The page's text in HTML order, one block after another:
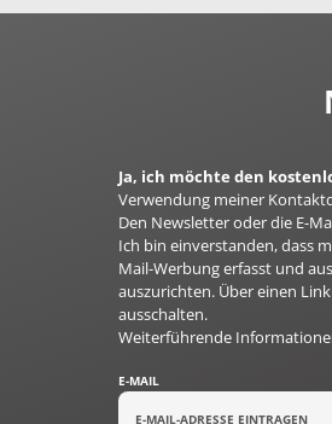
Ja, ich möchte den
Verwendung meiner
Den Newsletter oder die E-
Ich bin einverstanden, dass
Mail-Werbung erfasst und
auszurichten. Über einen
ausschalten.
Weiterführende
E-MAIL